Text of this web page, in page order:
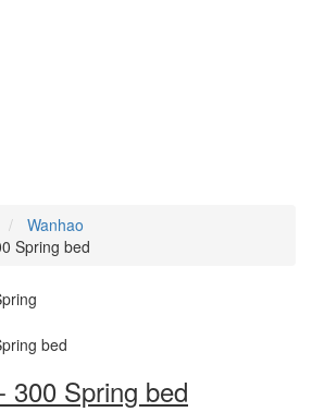
Wanhao
Spring bed
300 Spring bed